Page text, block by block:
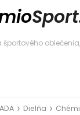
športového
Dielňa